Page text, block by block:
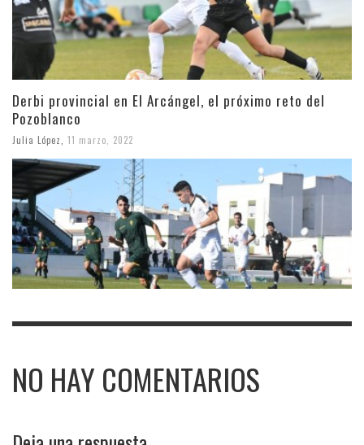
Derbi provincial en El Arcángel, el próximo reto del
Pozoblanco
Julia López 11 marzo, 2022
NO HAY COMENTARIOS